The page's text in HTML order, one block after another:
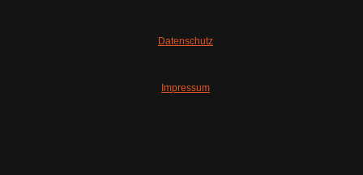
Datenschutz
Impressum